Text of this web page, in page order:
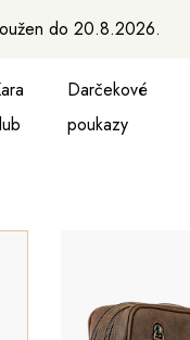
do 20.8.2026.
a batohy
Darčekové
poukazy